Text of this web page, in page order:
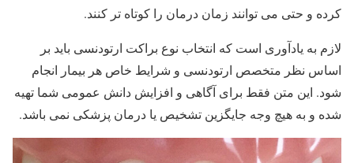
کرده و حتی می توانند زمان درمان را کوتاه تر کنند.
لازم به یادآوری است که انتخاب نوع براکت ارتودنسی باید بر
اساس نظر متخصص ارتودنسی و شرایط خاص هر بیمار انجام
شود. این متن فقط برای آگاهی و افزایش دانش عمومی شما تهیه
شده و به هیچ وجه جایگزین تشخیص یا درمان پزشکی نمی باشد.